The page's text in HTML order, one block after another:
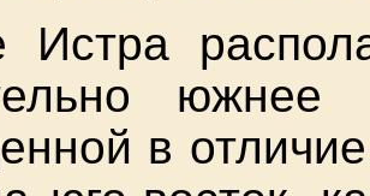
Истра
южнее
в